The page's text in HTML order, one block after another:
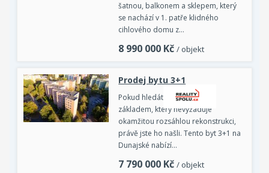
šatnou, balkonem a sklepem, který
se nachází v 1. patře klidného
cihlového domu z…
8 990 000 Kč / objekt
Prodej bytu 3+1
Pokud hledáte byt s dobrým
základem, který nevyžaduje
okamžitou rozsáhlou rekonstrukci,
právě jste ho našli. Tento byt 3+1 na
Dunajské nabízí…
7 790 000 Kč / objekt